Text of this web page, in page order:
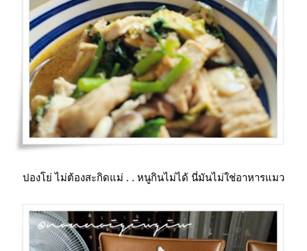
ปองโย่ ไม่ต้องสะกิดแม่ . . หนูกินไม่ได้ นี่มันไม่ใช่อาหารแมว